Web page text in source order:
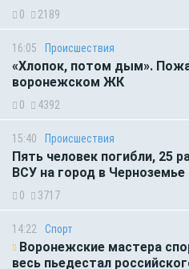
0 2189
16:05 Происшествия
«Хлопок, потом дым».
воронежском ЖК
0 4392
15:40 Происшествия
Пять человек погибли, 25
ВСУ на город в Черноземье
0 3717
14:22 Спорт
Воронежские мастера
весь пьедестал